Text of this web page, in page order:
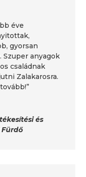
éve
gyorsan
anyagok
családnak
Zalakarosra.
és